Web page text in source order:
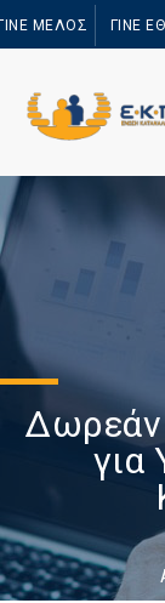
ΜΕΛΟΣ ΓΙΝΕ
Δωρεάν
για